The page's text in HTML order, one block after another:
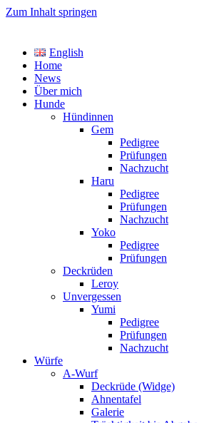
Zum Inhalt springen
TreasureYarden's
Labrador Retriever Zucht im DRC
English
Home
News
Über mich
Hunde
Hündinnen
Gem
Pedigree
Prüfungen
Nachzucht
Haru
Pedigree
Prüfungen
Nachzucht
Yoko
Pedigree
Prüfungen
Deckrüden
Leroy
Unvergessen
Yumi
Pedigree
Prüfungen
Nachzucht
Würfe
A-Wurf
Deckrüde (Widge)
Ahnentafel
Galerie